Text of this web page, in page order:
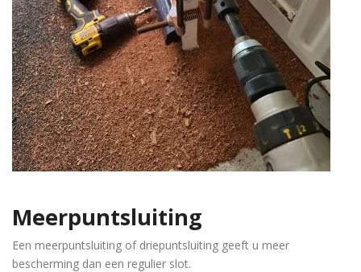
Meerpuntsluiting
Een meerpuntsluiting of driepuntsluiting geeft u meer
bescherming dan een regulier slot.